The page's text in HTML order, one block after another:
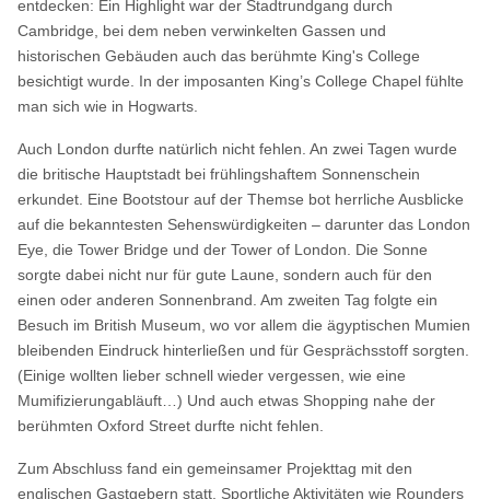
entdecken: Ein Highlight war der Stadtrundgang durch
Cambridge, bei dem neben verwinkelten Gassen und
historischen Gebäuden auch das berühmte King's College
besichtigt wurde. In der imposanten King’s College Chapel fühlte
man sich wie in Hogwarts.
Auch London durfte natürlich nicht fehlen. An zwei Tagen wurde
die britische Hauptstadt bei frühlingshaftem Sonnenschein
erkundet. Eine Bootstour auf der Themse bot herrliche Ausblicke
auf die bekanntesten Sehenswürdigkeiten – darunter das London
Eye, die Tower Bridge und der Tower of London. Die Sonne
sorgte dabei nicht nur für gute Laune, sondern auch für den
einen oder anderen Sonnenbrand. Am zweiten Tag folgte ein
Besuch im British Museum, wo vor allem die ägyptischen Mumien
bleibenden Eindruck hinterließen und für Gesprächsstoff sorgten.
(Einige wollten lieber schnell wieder vergessen, wie eine
Mumifizierungabläuft…) Und auch etwas Shopping nahe der
berühmten Oxford Street durfte nicht fehlen.
Zum Abschluss fand ein gemeinsamer Projekttag mit den
englischen Gastgebern statt. Sportliche Aktivitäten wie Rounders